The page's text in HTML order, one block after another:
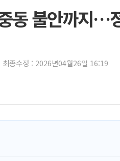
동 불안까지…
최종수정 : 2026년04월26일 16:19